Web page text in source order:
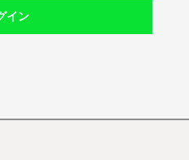
イン